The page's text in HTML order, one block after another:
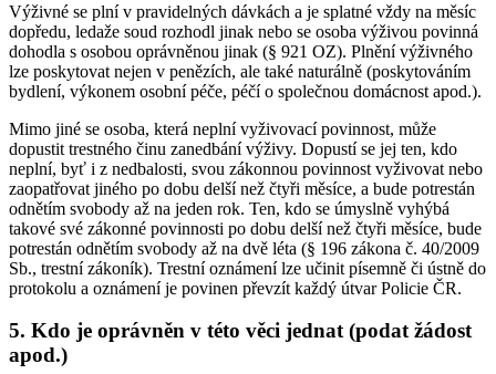
Výživné se plní v pravidelných dávkách a je splatné vždy na měsíc
dopředu, ledaže soud rozhodl jinak nebo se osoba výživou povinná
dohodla s osobou oprávněnou jinak (§ 921 OZ). Plnění výživného
lze poskytovat nejen v penězích, ale také naturálně (poskytováním
bydlení, výkonem osobní péče, péčí o společnou domácnost apod.).
Mimo jiné se osoba, která neplní vyživovací povinnost, může
dopustit trestného činu zanedbání výživy. Dopustí se jej ten, kdo
neplní, byť i z nedbalosti, svou zákonnou povinnost vyživovat nebo
zaopatřovat jiného po dobu delší než čtyři měsíce, a bude potrestán
odnětím svobody až na jeden rok. Ten, kdo se úmyslně vyhýbá
takové své zákonné povinnosti po dobu delší než čtyři měsíce, bude
potrestán odnětím svobody až na dvě léta (§ 196 zákona č. 40/2009
Sb., trestní zákoník). Trestní oznámení lze učinit písemně či ústně do
protokolu a oznámení je povinen převzít každý útvar Policie ČR.
5. Kdo je oprávněn v této věci jednat (podat žádost
apod.)